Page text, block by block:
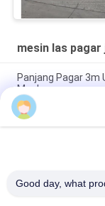
mesin las pagar
Panjang Pagar 3m
Mesh
Ukuran Mesh
Mesh 3mm
Online Bending
Good day, what